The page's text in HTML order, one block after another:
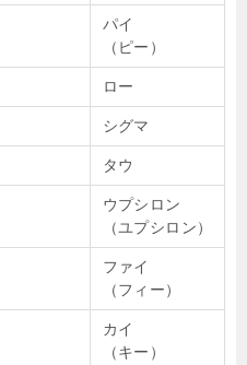
パイ
（ピー）
ロー
シグマ
タウ
ウプシロン
（ユプシロン）
ファイ
（フィー）
カイ
（キー）